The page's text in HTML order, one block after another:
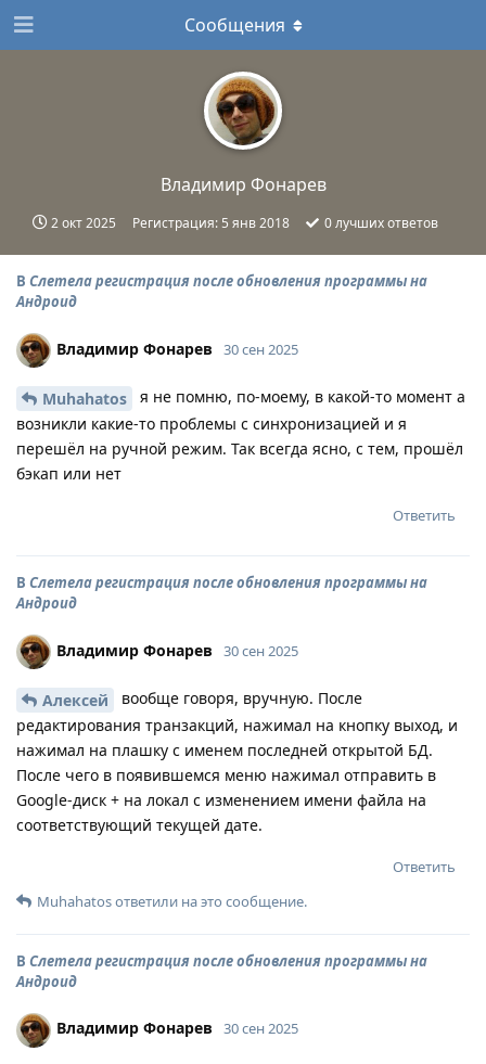
Владимир Фонарев
2 окт 2025 Регистрация: 5 янв 2018 0лучших ответов
Сообщения
В Слетела регистрация после обновления программы на
Андроид
Владимир Фонарев 30 сен 2025
Muhahatos
я не помню, по-моему, в какой-то момент а
возникли какие-то проблемы с синхронизацией и я
перешёл на ручной режим. Так всегда ясно, с тем, прошёл
бэкап или нет
Ответить
В Слетела регистрация после обновления программы на
Андроид
Владимир Фонарев 30 сен 2025
Алексей
вообще говоря, вручную. После
редактирования транзакций, нажимал на кнопку выход, и
нажимал на плашку с именем последней открытой БД.
После чего в появившемся меню нажимал отправить в
Google-диск + на локал с изменением имени файла на
соответствующий текущей дате.
Ответить
Muhahatosответили на это сообщение.
В Слетела регистрация после обновления программы на
Андроид
Владимир Фонарев 30 сен 2025